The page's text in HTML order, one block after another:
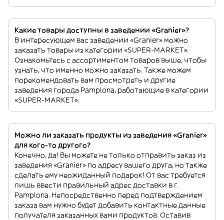
Какие товары доступны в заведении «Granier»?
В интересующем вас заведении «Granier» можно
заказать товары из категории «SUPER-MARKET».
Ознакомьтесь с ассортиментом товаров выше, чтобы
узнать, что именно можно заказать. Также можем
порекомендовать вам просмотреть и другие
заведения города Pamplona, работающие в категории
«SUPER-MARKET».
Можно ли заказать продукты из заведения «Granier»
для кого-то другого?
Конечно, да! Вы можете не только отправить заказ из
заведения «Granier» по адресу вашего друга, но также
сделать ему неожиданный подарок! От вас требуется
лишь ввести правильный адрес доставки в г.
Pamplona. Непосредственно перед подтверждением
заказа вам нужно будет добавить контактные данные
получателя заказанных вами продуктов. Оставив